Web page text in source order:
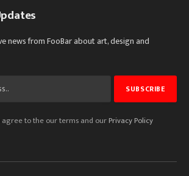
news from FooBar about art, design and
agree to the our terms and ourPrivacy Policy